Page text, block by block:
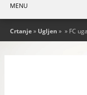
MENU
Crtanje» Ugljen » » FC